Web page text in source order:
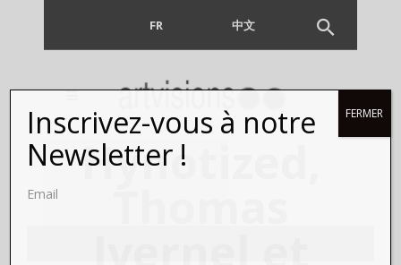
FR 中文
Hynotized,
Inscrivez-vous à notre
Newsletter !
Email
FERMER